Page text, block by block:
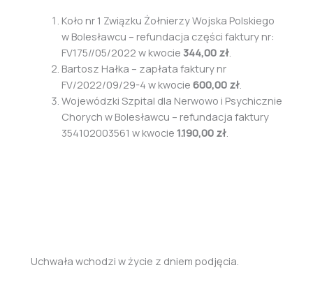
Koło nr 1 Związku Żołnierzy Wojska Polskiego
w Bolesławcu – refundacja części faktury nr:
FV175//05/2022 w kwocie 344,00 zł.
Bartosz Hałka – zapłata faktury nr
FV/2022/09/29-4 w kwocie 600,00 zł.
Wojewódzki Szpital dla Nerwowo i Psychicznie
Chorych w Bolesławcu – refundacja faktury
354102003561 w kwocie 1.190,00 zł.
Uchwała wchodzi w życie z dniem podjęcia.